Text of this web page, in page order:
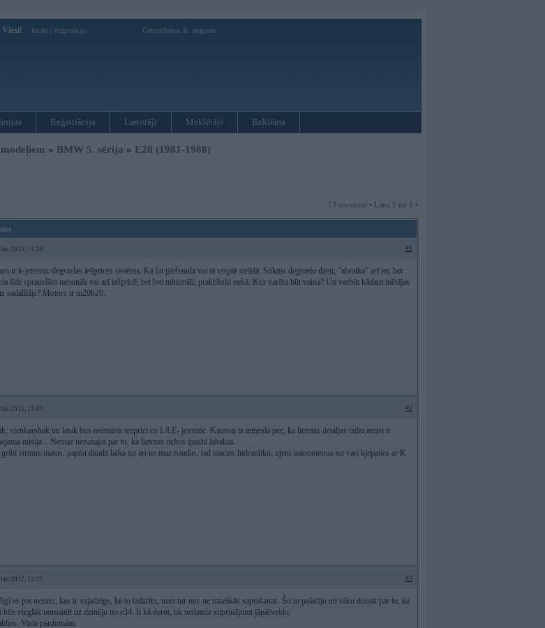
Viesi! Ienākt Reģistrācija Ceturtdiena, 6. augusts
Reģistrācija Lietotāji Meklētājs Reklāma
» BMW 5. sērija » E28 (1981-1988)
13 ziņojumi • Lapa 1 no 1 •
2012, 11:28 #1
ir k-jetronic degvielas iešprices sistēma. Kā lai pārbauda vai tā vispār strādā. Sūknis degvielu dzen, "abratka" arī iet, bet
līdz sprauslām nenonāk vai arī izšpricē, bet ļoti minimāli, praktikski nekā. Kur varētu būt vaina? Un varbūt kādam mētājas
sadalītājs? Motors ir m20b20.
2012, 13:09 #2
vienkarshak un letak bus nomainit iesprici uz L/LE- jetronic. Kautvai ta iemesla pec, ka lietotas detaljas tadai atrast ir
misija... Nemaz nerunajot par to, ka lietotas nebus ipashi labakas.
gribi sirmus matus, papist daudz laika un ari ne maz naudas, tad macies hidrauliku, njem manometrus un vari kjepaties ar K
2012, 13:26 #3
es pat nezinu, kas ir vajadzīgs, lai to izdarītu, man tur nav ne mazākās saprašanas. Šo to palasīju un sāku domāt par to, ka
būs vieglāk nomainīt uz dzinēju no e34. It kā derot, tik nedaudz stiprinājumi jāpārveido.
Viela pārdomām.